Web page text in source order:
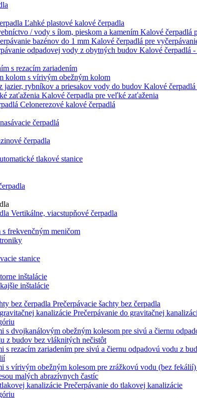
Ľahké plastové kalové čerpadla
Kalové čerpadlá
Kalové čerpadlá pre
Kalové čerpadlá
s rezacím zariadením
s vírivým obežným kolom
Kalové
Kalové čerpadla pre veľké zaťaženia
Celonerezové kalové čerpadlá
čerpadlá
čerpadla
tlakové stanice
Vertikálne, viacstupňové čerpadla
s frekvenčným meničom
stanice
inštalácie
inštalácie
Prečerpávacie šachty bez čerpadla
Prečerpávanie do gravitačnej
z budov bez vláknitých nečistôt
malých abrazívnych častíc
Prečerpávanie do tlakovej kanalizácie